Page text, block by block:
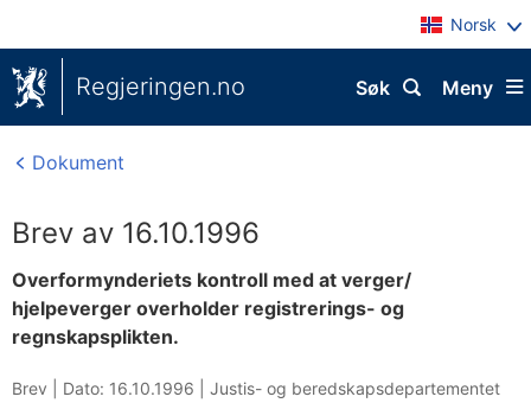
Norsk
Regjeringen.no Meny
Søk
Dokument
Brev av 16.10.1996
Overformynderiets kontroll med at verger/
hjelpeverger overholder registrerings- og
regnskapsplikten.
Brev | Dato: 16.10.1996 Justis- og beredskapsdepartementet